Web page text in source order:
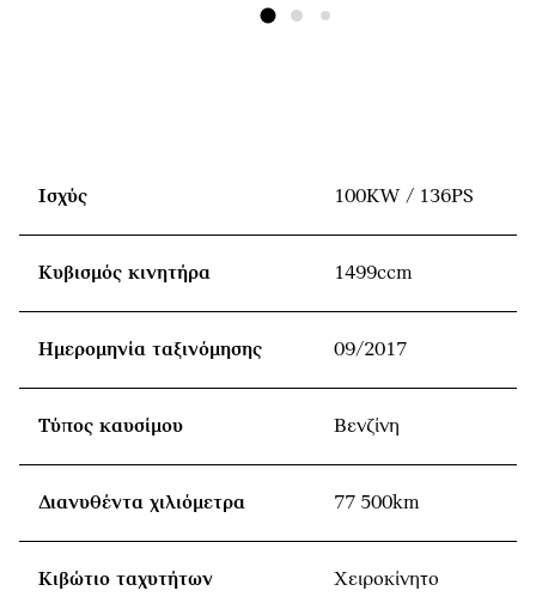
Ισχύς 100KW / 136PS
Κυβισμός κινητήρα 1499ccm
Ημερομηνία ταξινόμησης 09/2017
Τύπος καυσίμου Βενζίνη
Διανυθέντα χιλιόμετρα 77 500km
Κιβώτιο ταχυτήτων Χειροκίνητο